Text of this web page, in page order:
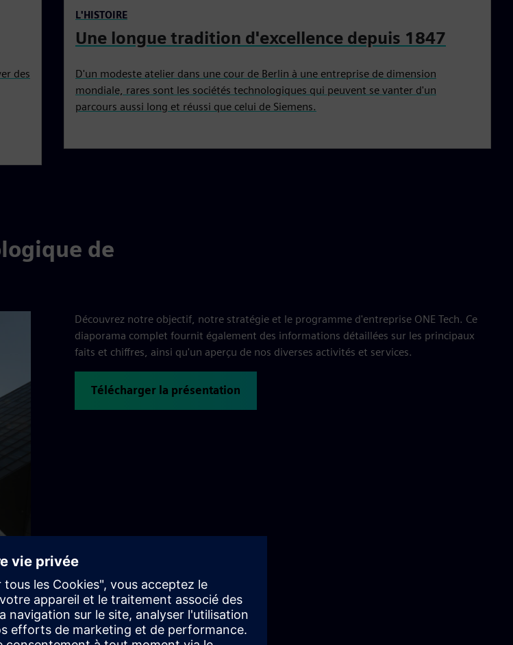
des
L'HISTOIRE
Une longue tradition d'excellence depuis 1847
D'un modeste atelier dans une cour de Berlin à une entreprise de dimension
mondiale, rares sont les sociétés technologiques qui peuvent se vanter d'un
parcours aussi long et réussi que celui de Siemens.
de
Découvrez notre objectif, notre stratégie et le programme d'entreprise ONE Tech. Ce
diaporama complet fournit également des informations détaillées sur les principaux
faits et chiffres, ainsi qu'un aperçu de nos diverses activités et services.
Télécharger la présentation